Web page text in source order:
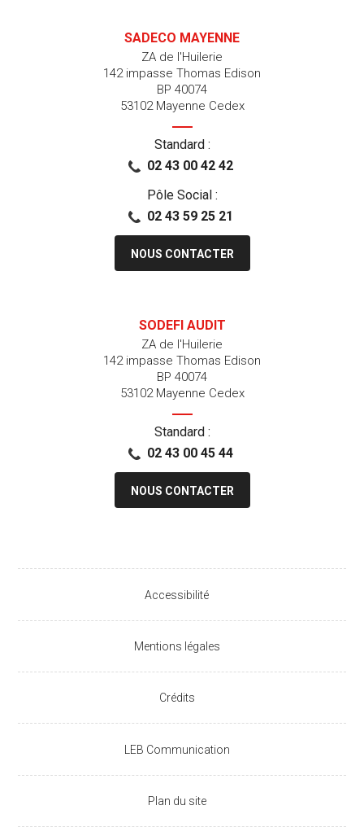
SADECO MAYENNE
ZA de l'Huilerie
142 impasse Thomas Edison
BP 40074
53102 Mayenne Cedex
Standard :
02 43 00 42 42
Pôle Social :
02 43 59 25 21
NOUS CONTACTER
SODEFI AUDIT
ZA de l'Huilerie
142 impasse Thomas Edison
BP 40074
53102 Mayenne Cedex
Standard :
02 43 00 45 44
NOUS CONTACTER
Accessibilité
Mentions légales
Crédits
LEB Communication
Plan du site